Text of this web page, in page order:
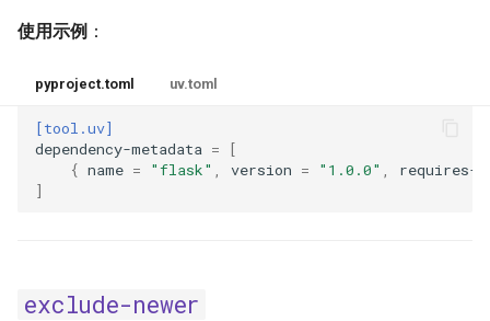
使用示例 ：
pyproject.toml uv.toml
[tool.uv]
dependency-metadata =
[
{ name = "flask" version = "1.0.0"
requires-
]
exclude-newer